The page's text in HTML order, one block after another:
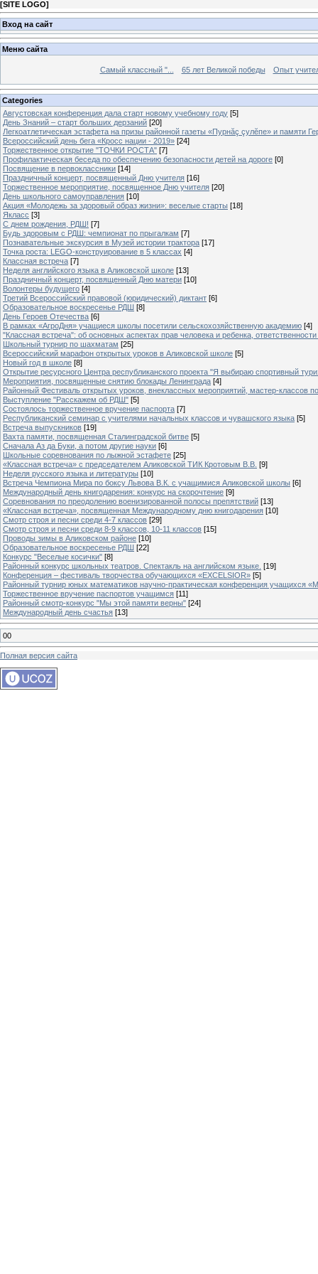
[SITE LOGO]
Вход на сайт
Меню сайта
Самый классный "... 65 лет Великой победы Опыт
Categories
Августовская конференция дала старт новому учебному году [5]
День Знаний – старт больших дерзаний [20]
Легкоатлетическая эстафета на призы районной газеты «Пурнăç çулĕпе» и памяти
Всероссийский день бега «Кросс нации - 2019» [24]
Торжественное открытие "ТОЧКИ РОСТА" [7]
Профилактическая беседа по обеспечению безопасности детей на дороге [0]
Посвящение в первоклассники [14]
Праздничный концерт, посвященный Дню учителя [16]
Торжественное мероприятие, посвященное Дню учителя [20]
День школьного самоуправления [10]
Акция «Молодежь за здоровый образ жизни»: веселые старты [18]
Якласс [3]
С днем рождения, РДШ! [7]
Будь здоровым с РДШ: чемпионат по прыгалкам [7]
Познавательные экскурсия в Музей истории трактора [17]
Точка роста: LEGO-конструирование в 5 классах [4]
Классная встреча [7]
Неделя английского языка в Аликовской школе [13]
Праздничный концерт, посвященный Дню матери [10]
Волонтеры будущего [4]
Третий Всероссийский правовой (юридический) диктант [6]
Образовательное воскресенье РДШ [8]
День Героев Отечества [6]
В рамках «АгроДня» учащиеся школы посетили сельскохозяйственную академию [4]
"Классная встреча": об основных аспектах прав человека и ребенка,
Школьный турнир по шахматам [25]
Всероссийский марафон открытых уроков в Аликовской школе [5]
Новый год в школе [8]
Открытие ресурсного Центра республиканского проекта "Я выбираю спортивный
Мероприятия, посвященные снятию блокады Ленинграда [4]
Районный Фестиваль открытых уроков, внеклассных мероприятий, мастер-классов
Выступление "Расскажем об РДШ" [5]
Состоялось торжественное вручение паспорта [7]
Республиканский семинар с учителями начальных классов и чувашского языка [5]
Встреча выпускников [19]
Вахта памяти, посвященная Сталинградской битве [5]
Сначала Аз да Буки, а потом другие науки [6]
Школьные соревнования по лыжной эстафете [25]
«Классная встреча» с председателем Аликовской ТИК Кротовым В.В. [9]
Неделя русского языка и литературы [10]
Встреча Чемпиона Мира по боксу Львова В.К. с учащимися Аликовской школы [6]
Международный день книгодарения: конкурс на скорочтение [9]
Cоревнования по преодолению военизированной полосы препятствий [13]
«Классная встреча», посвященная Международному дню книгодарения [10]
Смотр строя и песни среди 4-7 классов [29]
Смотр строя и песни среди 8-9 классов, 10-11 классов [15]
Проводы зимы в Аликовском районе [10]
Образовательное воскресенье РДШ [22]
Конкурс "Веселые косички" [8]
Районный конкурс школьных театров. Спектакль на английском языке. [19]
Конференция – фестиваль творчества обучающихся «EXCELSIOR» [5]
Районный турнир юных математиков научно-практическая конференция учащихся
Торжественное вручение паспортов учащимся [11]
Районный смотр-конкурс "Мы этой памяти верны" [24]
Международный день счастья [13]
00
Полная версия сайта